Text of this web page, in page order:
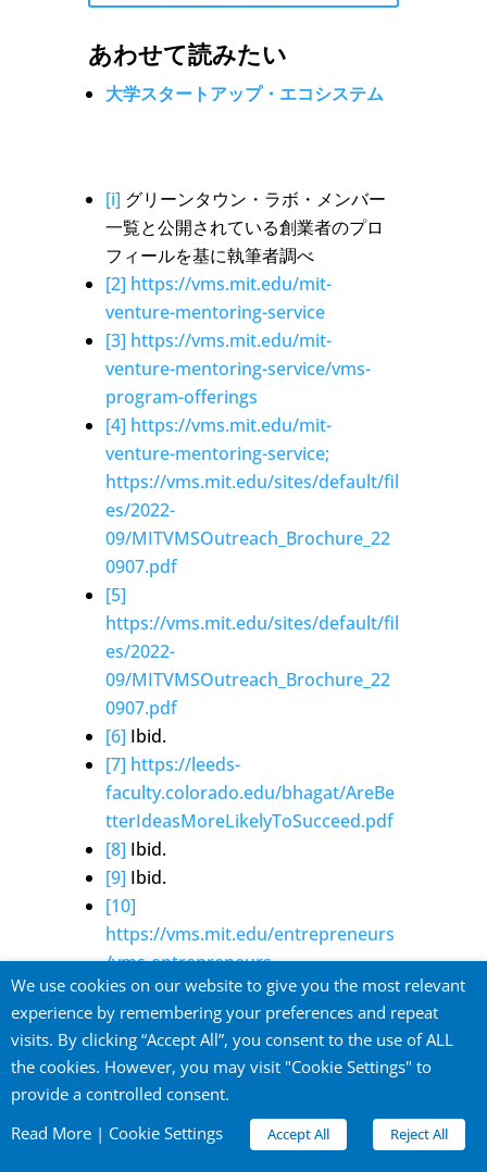
あわせて読みたい
大学スタートアップ・エコシステム
[i] グリーンタウン・ラボ・メンバー
一覧と公開されている創業者のプロ
フィールを基に執筆者調べ
[2] https://vms.mit.edu/mit-
venture-mentoring-service
[3] https://vms.mit.edu/mit-
venture-mentoring-service/vms-
program-offerings
[4] https://vms.mit.edu/mit-
venture-mentoring-service;
https://vms.mit.edu/sites/default/fil
es/2022-
09/MITVMSOutreach_Brochure_22
0907.pdf
[5]
https://vms.mit.edu/sites/default/fil
es/2022-
09/MITVMSOutreach_Brochure_22
0907.pdf
[6] Ibid.
[7] https://leeds-
faculty.colorado.edu/bhagat/AreBe
tterIdeasMoreLikelyToSucceed.pdf
[8] Ibid.
[9] Ibid.
[10]
https://vms.mit.edu/entrepreneurs
/vms-entrepreneurs
[11]VMS-Mentored Companies in
the Newsより
https://vms.mit.edu/vms-
history/vms-mentored-companies-
news
[12]
We use cookies on our website to give you the most relevant
experience by remembering your preferences and repeat
visits. By clicking “Accept All”, you consent to the use of ALL
the cookies. However, you may visit "Cookie Settings" to
provide a controlled consent.
Read More | Cookie Settings Accept All Reject All